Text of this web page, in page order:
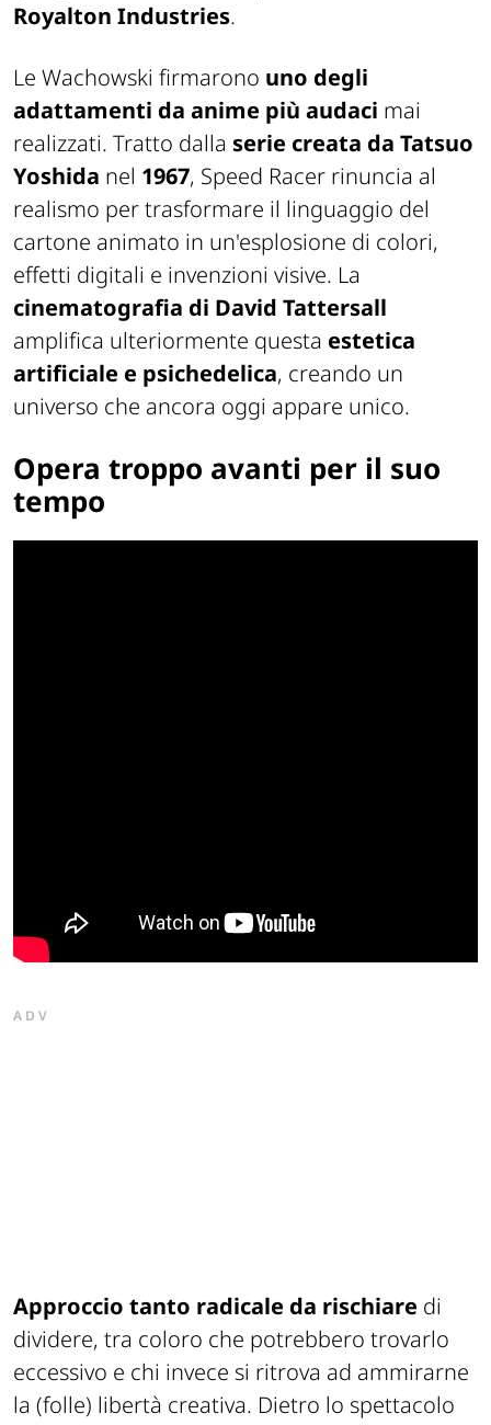
Royalton Industries.
Le Wachowski firmarono uno degli
adattamenti da anime più audaci mai
realizzati. Tratto dalla serie creata da Tatsuo
Yoshida nel 1967, Speed Racer rinuncia al
realismo per trasformare il linguaggio del
cartone animato in un'esplosione di colori,
effetti digitali e invenzioni visive. La
cinematografia di David Tattersall
amplifica ulteriormente questa estetica
artificiale e psichedelica, creando un
universo che ancora oggi appare unico.
Opera troppo avanti per il suo
tempo
ADV
Approccio tanto radicale da rischiare di
dividere, tra coloro che potrebbero trovarlo
eccessivo e chi invece si ritrova ad ammirarne
la (folle) libertà creativa. Dietro lo spettacolo